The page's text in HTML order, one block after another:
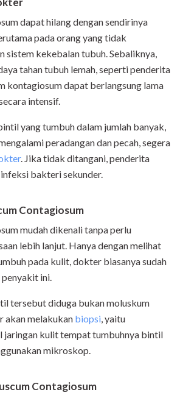
dapat hilang dengan sendirinya
pada orang yang tidak
sistem kekebalan tubuh. Sebaliknya,
tahan tubuh lemah, seperti penderita
kontagiosum dapat berlangsung lama
intensif.
yang tumbuh dalam jumlah banyak,
peradangan dan pecah, segera
. Jika tidak ditangani, penderita
bakteri sekunder.
Contagiosum
mudah dikenali tanpa perlu
lebih lanjut. Hanya dengan melihat
pada kulit, dokter biasanya sudah
ini.
tersebut diduga bukan moluskum
akan melakukan biopsi, yaitu
jaringan kulit tempat tumbuhnya bintil
mikroskop.
Contagiosum